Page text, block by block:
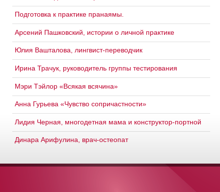
Подготовка к практике пранаямы.
Арсений Пашковский, истории о личной практике
Юлия Вашталова, лингвист-переводчик
Ирина Трачук, руководитель группы тестирования
Мэри Тэйлор «Всякая всячина»
Анна Гурьева «Чувство сопричастности»
Лидия Черная, многодетная мама и конструктор-портной
Динара Арифулина, врач-остеопат